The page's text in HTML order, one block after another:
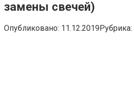
замены свечей)
Опубликовано: 11.12.2019Рубрика: